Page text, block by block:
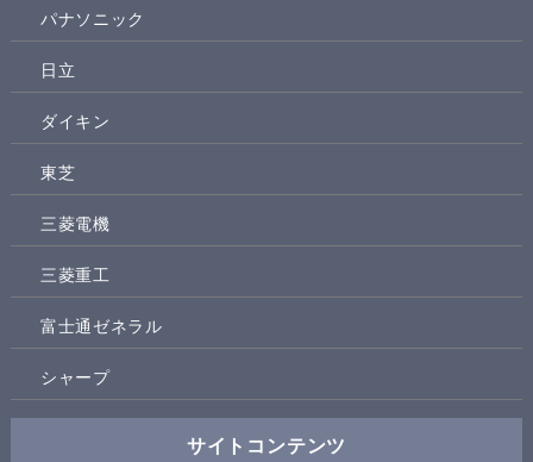
パナソニック
日立
ダイキン
東芝
三菱電機
三菱重工
富士通ゼネラル
シャープ
サイトコンテンツ